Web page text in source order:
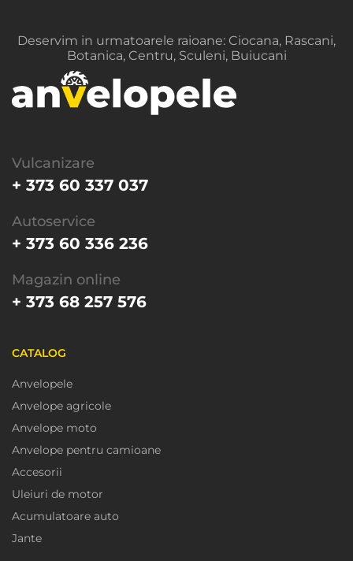
Deservim in urmatoarele raioane: Ciocana, Rascani,
Botanica, Centru, Sculeni, Buiucani
Vulcanizare
+ 373 60 337 037
Autoservice
+ 373 60 336 236
Magazin online
+ 373 68 257 576
CATALOG
Anvelopele
Anvelope agricole
Anvelope moto
Anvelope pentru camioane
Accesorii
Uleiuri de motor
Acumulatoare auto
Jante